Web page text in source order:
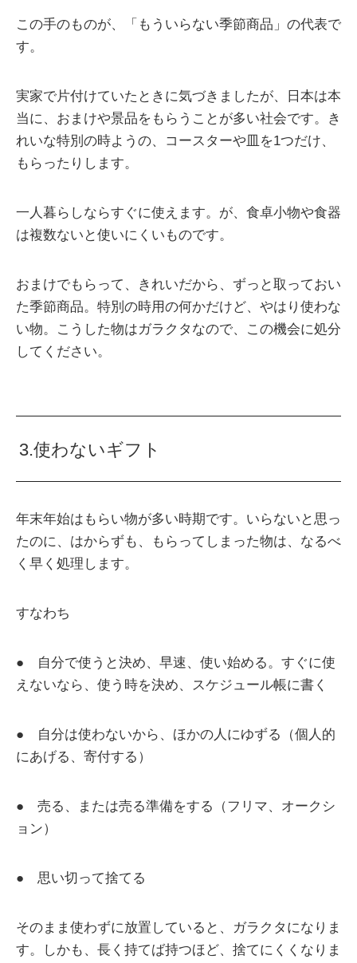
この手のものが、「もういらない季節商品」の代表で
す。
実家で片付けていたときに気づきましたが、日本は本
当に、おまけや景品をもらうことが多い社会です。き
れいな特別の時ようの、コースターや皿を1つだけ、
もらったりします。
一人暮らしならすぐに使えます。が、食卓小物や食器
は複数ないと使いにくいものです。
おまけでもらって、きれいだから、ずっと取っておい
た季節商品。特別の時用の何かだけど、やはり使わな
い物。こうした物はガラクタなので、この機会に処分
してください。
3.使わないギフト
年末年始はもらい物が多い時期です。いらないと思っ
たのに、はからずも、もらってしまった物は、なるべ
く早く処理します。
すなわち
● 自分で使うと決め、早速、使い始める。すぐに使
えないなら、使う時を決め、スケジュール帳に書く
● 自分は使わないから、ほかの人にゆずる（個人的
にあげる、寄付する）
● 売る、または売る準備をする（フリマ、オークシ
ョン）
● 思い切って捨てる
そのまま使わずに放置していると、ガラクタになりま
す。しかも、長く持てば持つほど、捨てにくくなりま